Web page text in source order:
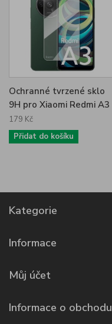
Ochranné tvrzené sklo
9H pro Xiaomi Redmi A3
179 Kč
Přidat do košíku
Kategorie
Informace
Můj účet
Informace o obchodu